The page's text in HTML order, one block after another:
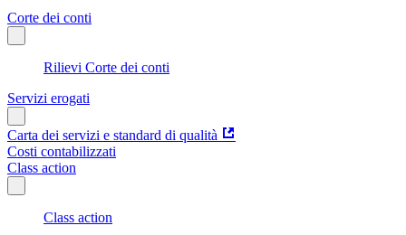
Corte dei conti
Rilievi Corte dei conti
Servizi erogati
Carta dei servizi e standard di qualità
Costi contabilizzati
Class action
Class action